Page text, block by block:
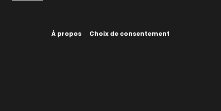
À propos Choix de consentement